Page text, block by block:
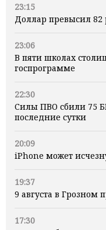
23:15
Доллар превысил 82
23:06
В пяти школах
госпрограмме
22:30
Силы ПВО сбили 75
последние сутки
20:09
iPhone может
19:37
9 августа в Грозном
17:30